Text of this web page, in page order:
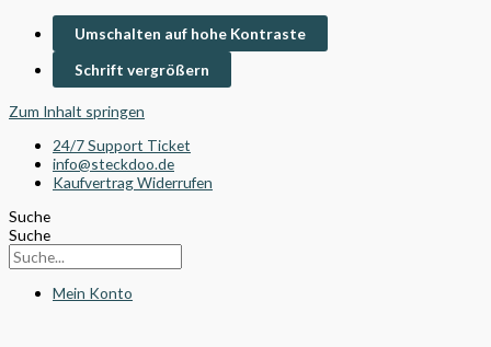
Umschalten auf hohe Kontraste
Schrift vergrößern
Zum Inhalt springen
24/7 Support Ticket
info@steckdoo.de
Kaufvertrag Widerrufen
Suche
Suche
Mein Konto